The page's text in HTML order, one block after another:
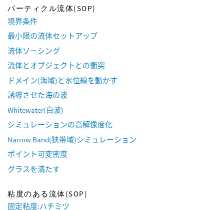
パーティクル流体(SOP)
境界条件
最小限の流体セットアップ
流体ソーシング
流体とオブジェクトとの衝突
ドメイン(海域)と水位線を動かす
誘導させた海の波
Whitewater(白波)
シミュレーションの高解像度化
Narrow Band(狭帯域)シミュレーション
ポイント可変密度
グラスを満たす
粘度のある流体(SOP)
固定粘度:ハチミツ